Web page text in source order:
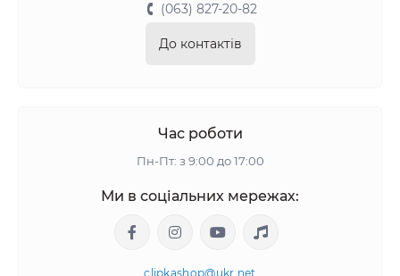
(063) 827-20-82
До контактів
Час роботи
Пн-Пт: з 9:00 до 17:00
Ми в соціальних мережах:
clipkashop@ukr.net